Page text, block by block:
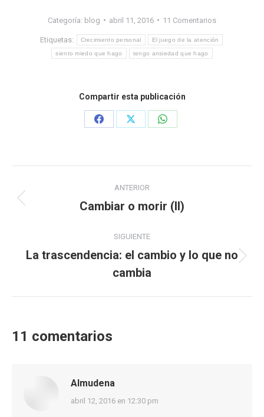
Categoría: blog abril 11, 2016 11 Comentarios
Etiquetas: Crecimiento personal El juego de la atención
siento miedo que hago tengo ansiedad que hago
Compartir esta publicación
Share
Share
Share
entre
publicaciones
ANTERIOR
Publicación
Cambiar o morir (II)
SIGUIENTE
Publicación
siguiente:
La trascendencia: el cambio y lo que no
cambia
11 comentarios
Almudena
dice:
abril 12, 2016 en 12:30 pm